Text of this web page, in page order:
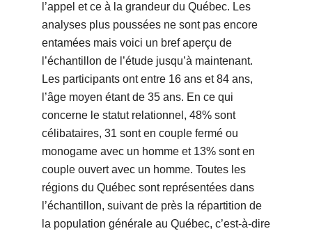
l’appel et ce à la grandeur du Québec. Les
analyses plus poussées ne sont pas encore
entamées mais voici un bref aperçu de
l’échantillon de l’étude jusqu’à maintenant.
Les participants ont entre 16 ans et 84 ans,
l’âge moyen étant de 35 ans. En ce qui
concerne le statut relationnel, 48% sont
célibataires, 31 sont en couple fermé ou
monogame avec un homme et 13% sont en
couple ouvert avec un homme. Toutes les
régions du Québec sont représentées dans
l’échantillon, suivant de près la répartition de
la population générale au Québec, c’est-à-dire